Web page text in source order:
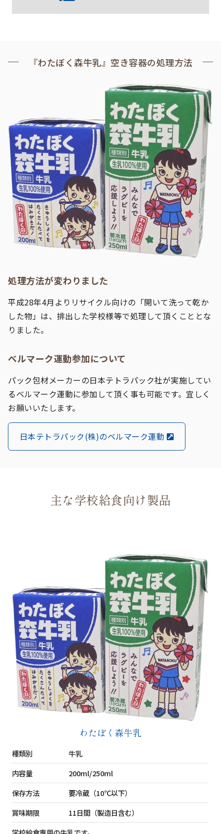
『わたぼく森牛乳』空き容器の処理方法
処理方法が変わりました
平成28年4月よりリサイクル向けの「開いて洗って乾か
した物」は、排出した学校様等で処理して頂くこととな
りました。
ベルマーク運動参加について
パック包材メーカーの日本テトラパック社が実施してい
るベルマーク運動に参加して頂く事も可能です。宜しく
お願いいたします。
日本テトラパック(株)のベルマーク運動
主な学校給食向け製品
わたぼく森牛乳
種類別
牛乳
内容量
200ml/250ml
保存方法
要冷蔵（10℃以下）
賞味期限
11日間（製造日含む）